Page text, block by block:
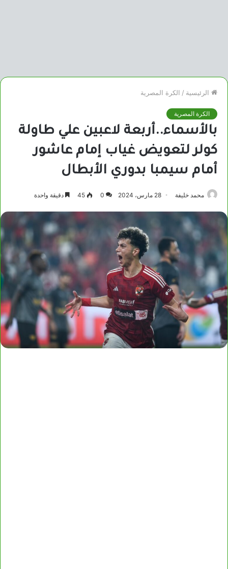
الرئيسية / الكرة المصرية
الكرة المصرية
بالأسماء..أربعة لاعبين علي طاولة
كولر لتعويض غياب إمام عاشور
أمام سيمبا بدوري الأبطال
محمد خليفة 28 مارس، 2024 0
45 دقيقة واحدة